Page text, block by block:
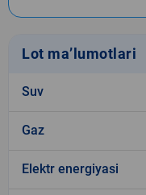
Lot ma’lumotlari
Suv
Gaz
Elektr energiyasi